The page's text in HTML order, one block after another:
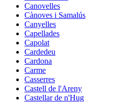
Canovelles
Cànoves i Samalús
Canyelles
Capellades
Capolat
Cardedeu
Cardona
Carme
Casserres
Castell de l'Areny
Castellar de n'Hug